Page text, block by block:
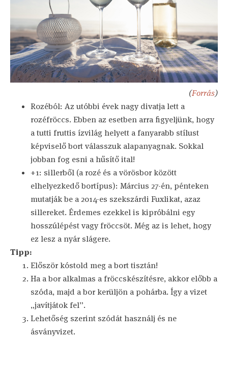
(Forrás)
Rozéból: Az utóbbi évek nagy divatja lett a
rozéfröccs. Ebben az esetben arra figyeljünk, hogy
a tutti fruttis ízvilág helyett a fanyarabb stílust
képviselő bort válasszuk alapanyagnak. Sokkal
jobban fog esni a hűsítő ital!
+1: sillerből (a rozé és a vörösbor között
elhelyezkedő bortípus): Március 27-én, pénteken
mutatják be a 2014-es szekszárdi Fuxlikat, azaz
sillereket. Érdemes ezekkel is kipróbálni egy
hosszúlépést vagy fröccsöt. Még az is lehet, hogy
ez lesz a nyár slágere.
Tipp:
Először kóstold meg a bort tisztán!
Ha a bor alkalmas a fröccskészítésre, akkor előbb a
szóda, majd a bor kerüljön a pohárba. Így a vizet
„javítjátok fel”.
Lehetőség szerint szódát használj és ne
ásványvizet.